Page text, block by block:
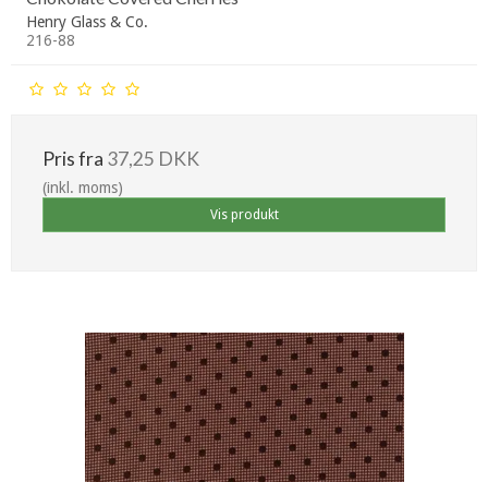
Henry Glass & Co.
216-88
Pris fra 37,25 DKK
(inkl. moms)
Vis produkt